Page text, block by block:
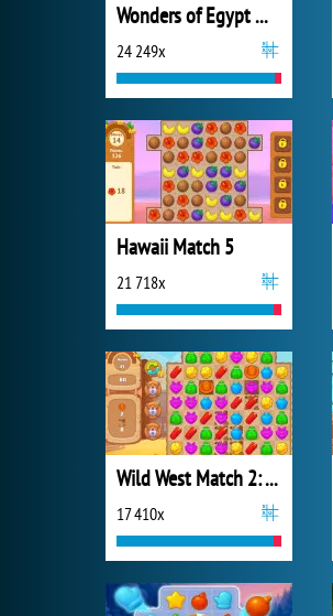
Wonders of Egypt Match
24 249x
Hawaii Match 5
21 718x
Wild West Match 2: The Gold Rush
17 410x